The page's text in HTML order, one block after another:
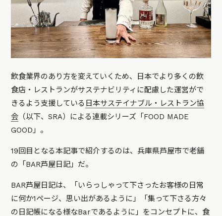
飲食業界のあり方を変えていくため、日本でより多くの飲
食店・レストランがサステナビリティに配慮した運営がで
きるよう支援している 日本サステイナブル・レストラン協
会 （以下、SRA）による連載シリーズ「FOOD MADE
GOOD」。
19回目となる本記事で紹介するのは、兵庫県芦屋市で老舗
の「BAR芦屋日記」だ。
BAR芦屋日記は、「いらっしゃって下さったお客様の日常
に何か1ページ、思い出があるように」「集って下さる方々
の日記帳になる様なBarであるように」をコンセプトに、食